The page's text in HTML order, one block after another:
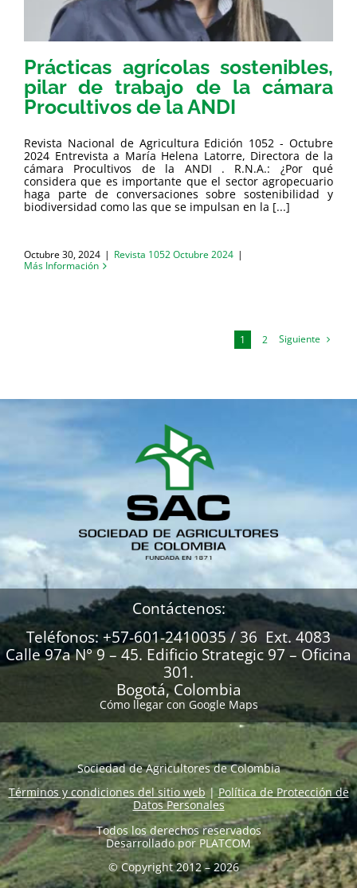
Prácticas agrícolas sostenibles,
pilar de trabajo de la cámara
Procultivos de la ANDI
Revista Nacional de Agricultura Edición 1052 - Octubre
2024 Entrevista a María Helena Latorre, Directora de la
cámara Procultivos de la ANDI . R.N.A.: ¿Por qué
considera que es importante que el sector agropecuario
haga parte de conversaciones sobre sostenibilidad y
biodiversidad como las que se impulsan en la [...]
Octubre 30, 2024 | Revista 1052 Octubre 2024 |
Más Información
1 2 Siguiente
Contáctenos:
Teléfonos: +57-601-2410035 / 36 Ext. 4083
Calle 97a N° 9 – 45. Edificio Strategic 97 – Oficina
301.
Bogotá, Colombia
Cómo llegar con Google Maps
Sociedad de Agricultores de Colombia
Términos y condiciones del sitio web|Política de Protección de
Datos Personales
Todos los derechos reservados
Desarrollado por PLATCOM
© Copyright 2012 – 2026